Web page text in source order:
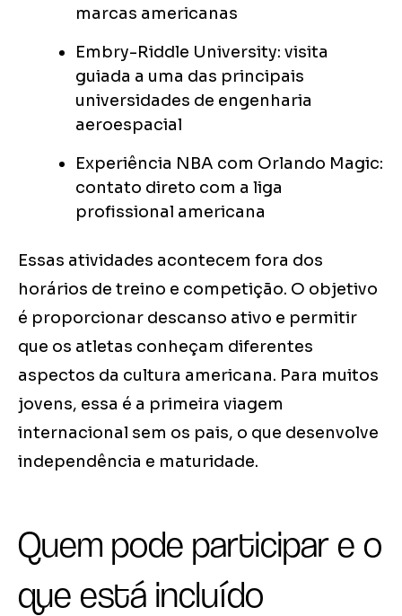
marcas americanas
Embry-Riddle University: visita
guiada a uma das principais
universidades de engenharia
aeroespacial
Experiência NBA com Orlando Magic:
contato direto com a liga
profissional americana
Essas atividades acontecem fora dos
horários de treino e competição. O objetivo
é proporcionar descanso ativo e permitir
que os atletas conheçam diferentes
aspectos da cultura americana. Para muitos
jovens, essa é a primeira viagem
internacional sem os pais, o que desenvolve
independência e maturidade.
Quem pode participar e o
que está incluído